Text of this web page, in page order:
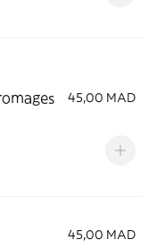
45,00 MAD
45,00 MAD